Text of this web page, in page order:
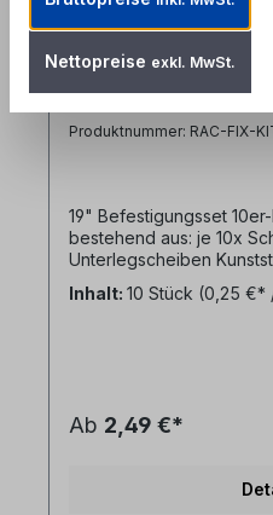
10er Pack - 19" Befestigungssatz
(Set: Schraube
Käfigmutter M6)
Produktnummer: RAC-FIX-
19" Befestigungsset
bestehend aus: je 10x
Unterlegscheiben
Befestigung von Panels
Schränken
Inhalt: 10 Stück (0,25 €*
Ab 2,49 €*
Nettopreise exkl. MwSt.